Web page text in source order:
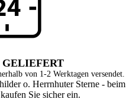
GELIEFERT
von 1-2 Werktagen versendet.